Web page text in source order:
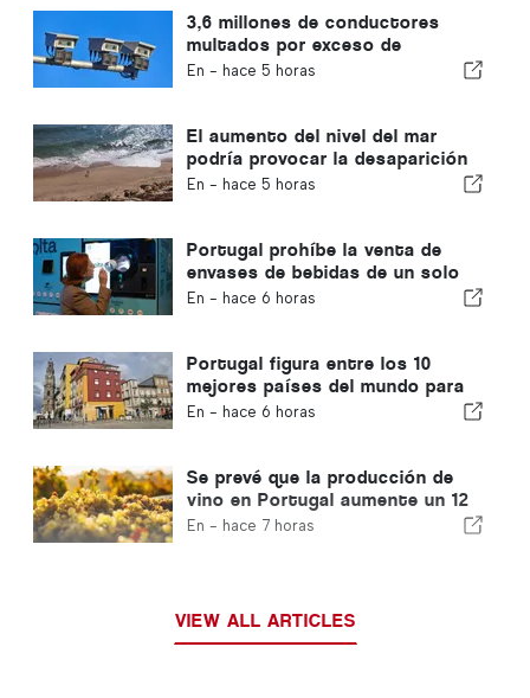
3,6 millones de conductores
multados por exceso de
velocidad en Portugal en 10 años
En - hace 5 horas
El aumento del nivel del mar
podría provocar la desaparición
del 40 % de las playas de
En - hace 5 horas
Portugal prohíbe la venta de
envases de bebidas de un solo
uso que no lleven el sello
En - hace 6 horas
Portugal figura entre los 10
mejores países del mundo para
los expatriados
En - hace 6 horas
Se prevé que la producción de
vino en Portugal aumente un 12
% en esta vendimia
En - hace 7 horas
VIEW ALL ARTICLES